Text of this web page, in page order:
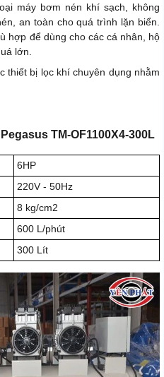
máy bơm nén khí sạch, không
an toàn cho quá trình lặn biển.
hợp để dùng cho các cá nhân, hộ
lớn.
thiết bị lọc khí chuyên dụng nhằm
TM-OF1100X4-300L
6HP
220V - 50Hz
8 kg/cm2
600 L/phút
300 Lít